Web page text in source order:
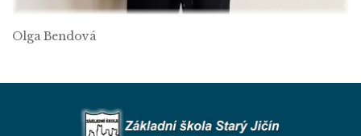
Olga Bendová